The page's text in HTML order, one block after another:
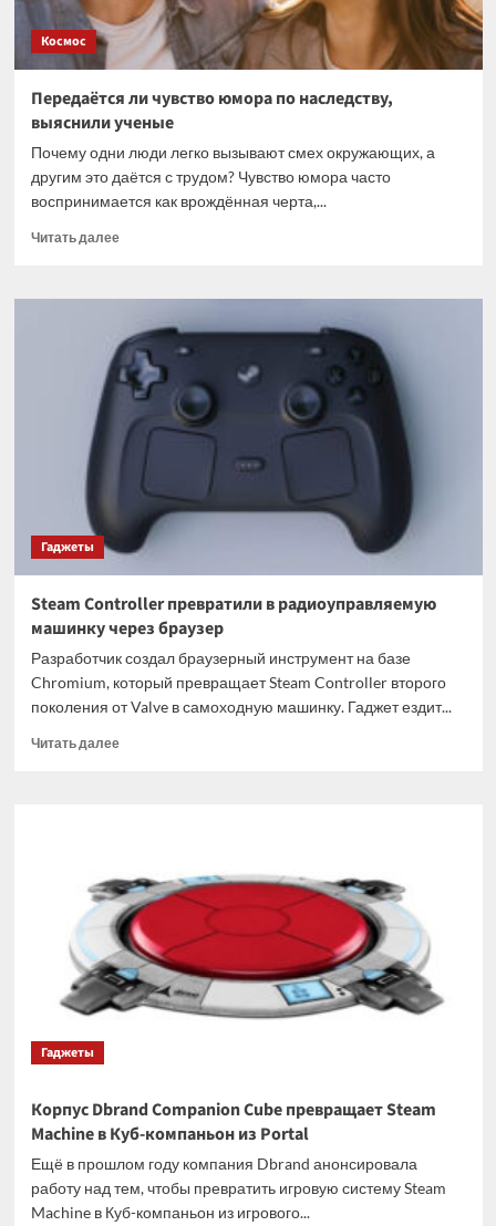
Космос
Передаётся ли чувство юмора по наследству,
выяснили ученые
Почему одни люди легко вызывают смех окружающих, а
другим это даётся с трудом? Чувство юмора часто
воспринимается как врождённая черта,...
Читать далееПрочитать
Передаётся
чувство
юмора
по
наследству,
выяснили
ученые
Гаджеты
Steam Controller превратили в радиоуправляемую
машинку через браузер
Разработчик создал браузерный инструмент на базе
Chromium, который превращает Steam Controller второго
поколения от Valve в самоходную машинку. Гаджет ездит...
Читать далееПрочитать
радиоуправляемую
машинку
через
браузер
Гаджеты
Корпус Dbrand Companion Cube превращает Steam
Machine в Куб-компаньон из Portal
Ещё в прошлом году компания Dbrand анонсировала
работу над тем, чтобы превратить игровую систему Steam
Machine в Куб-компаньон из игрового...